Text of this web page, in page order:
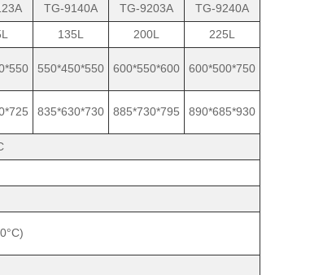
TG-9140A TG-9203A
TG-9240A
135L 200L
225L
550*450*550 600*550*600 600*500*750
835*630*730 885*730*795 890*685*930